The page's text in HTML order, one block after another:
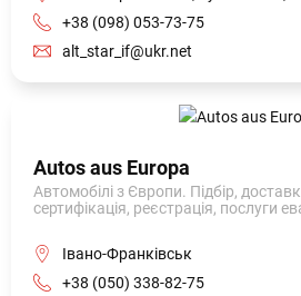
+38 (098) 053-73-75
alt_star_if@ukr.net
Autos aus Europa
Автомобілі з Європи. Підбір,
сертифікація, реєстрація, послуги
Івано-Франківськ
+38 (050) 338-82-75